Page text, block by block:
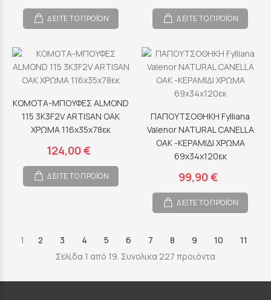
ΔΕΙΤΕ ΤΟ ΠΡΟΪΟΝ ΔΕΙΤΕ ΤΟ ΠΡΟΪΟΝ
ΚΟΜΟΤΑ-ΜΠΟΥΦΕΣ ALMOND
115 3K3F2V ARTISAN OAK
ΧΡΩΜΑ 116x35x78εκ
124,00 €
ΔΕΙΤΕ ΤΟ ΠΡΟΪΟΝ
ΠΑΠΟΥΤΣΟΘΗΚΗ Fylliana
Valenor NATURAL CANELLA
OAK -ΚΕΡΑΜΙΔΙ ΧΡΩΜΑ
69x34x120εκ
99,90 €
ΔΕΙΤΕ ΤΟ ΠΡΟΪΟΝ
1 2 3 4 5 6 7 8 9 10
11
Σελίδα 1 από 19. Συνολικα 227 προιόντα